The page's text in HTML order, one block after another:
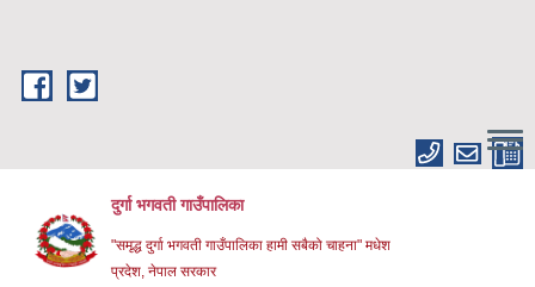
दुर्गा भगवती गाउँपालिका
"समृद्ध दुर्गा भगवती गाउँपालिका हामी सबैको चाहना" मधेश
प्रदेश, नेपाल सरकार